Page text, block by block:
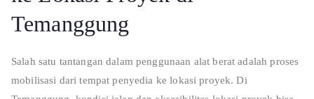
Temanggung
Salah satu tantangan dalam penggunaan alat berat adalah proses
mobilisasi dari tempat penyedia ke lokasi proyek. Di